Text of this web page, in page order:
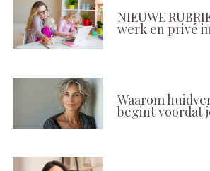
NIEUWE
werk en privé
Waarom
begint voordat